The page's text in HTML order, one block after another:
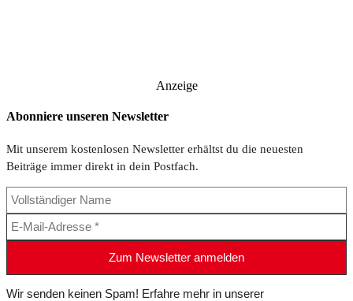
Anzeige
Abonniere unseren Newsletter
Mit unserem kostenlosen Newsletter erhältst du die neuesten
Beiträge immer direkt in dein Postfach.
Wir senden keinen Spam! Erfahre mehr in unserer